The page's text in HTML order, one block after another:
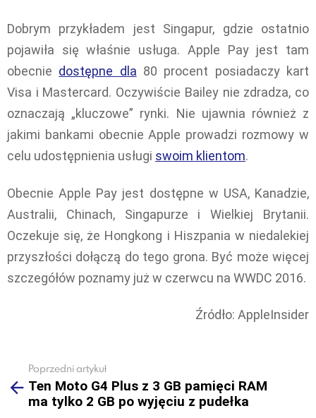
Dobrym przykładem jest Singapur, gdzie ostatnio
pojawiła się właśnie usługa. Apple Pay jest tam
obecnie dostępne dla 80 procent posiadaczy kart
Visa i Mastercard. Oczywiście Bailey nie zdradza, co
oznaczają „kluczowe” rynki. Nie ujawnia również z
jakimi bankami obecnie Apple prowadzi rozmowy w
celu udostępnienia usługi swoim klientom.
Obecnie Apple Pay jest dostępne w USA, Kanadzie,
Australii, Chinach, Singapurze i Wielkiej Brytanii.
Oczekuje się, że Hongkong i Hiszpania w niedalekiej
przyszłości dołączą do tego grona. Być może więcej
szczegółów poznamy już w czerwcu na WWDC 2016.
Źródło: AppleInsider
more
Poprzedni artykuł
Ten Moto G4 Plus z 3 GB pamięci RAM
ma tylko 2 GB po wyjęciu z pudełka